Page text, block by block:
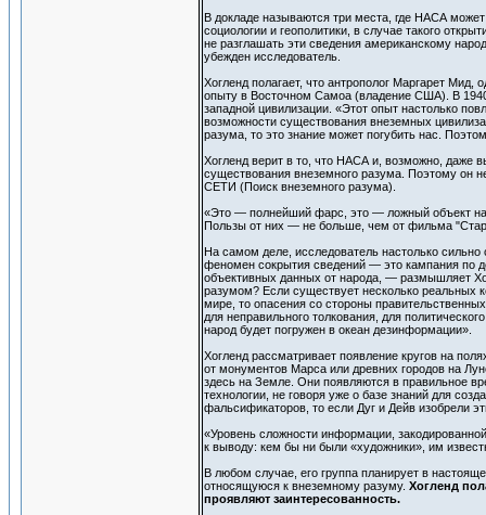
В докладе называются три места, где НАСА
социологии и геополитики, в случае такого
не разглашать эти сведения американскому
убежден исследователь.
Хогленд полагает, что антрополог Маргарет Мид,
опыту в Восточном Самоа (владение США). В
западной цивилизации. «Этот опыт настолько
возможности существования внеземных
разума, то это знание может погубить нас.
Хогленд верит в то, что НАСА и, возможно, даже
существования внеземного разума. Поэтому он
СЕТИ (Поиск внеземного разума).
«Это — полнейший фарс, это — ложный объект
Пользы от них — не больше, чем от фильма "Стар
На самом деле, исследователь настолько
феномен сокрытия сведений — это кампания по
объективных данных от народа, — размышляет
разумом? Если существует несколько реальных
мире, то опасения со стороны
для неправильного толкования, для
народ будет погружен в океан дезинформации».
Хогленд рассматривает появление кругов на
от монументов Марса или древних городов на
здесь на Земле. Они появляются в правильное
технологии, не говоря уже о базе знаний для
фальсификаторов, то если Дуг и Дейв изобрели
«Уровень сложности информации,
к выводу: кем бы ни были «художники», им
В любом случае, его группа планирует в
относящуюся к внеземному разуму. Хогленд
проявляют заинтересованность.